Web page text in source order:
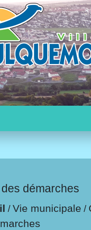
démarches
/Vie municipale /